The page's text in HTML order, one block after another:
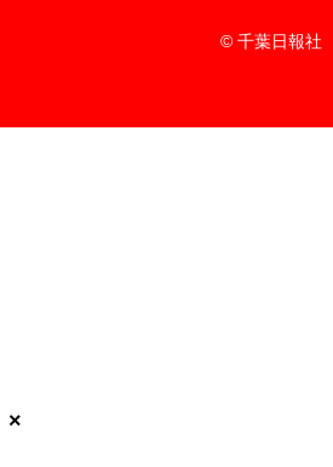
© 千葉日報社
×